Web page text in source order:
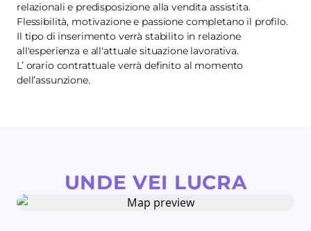
relazionali e predisposizione alla vendita assistita.
Flessibilità, motivazione e passione completano il profilo.
Il tipo di inserimento verrà stabilito in relazione
all'esperienza e all'attuale situazione lavorativa.
L’ orario contrattuale verrà definito al momento
dell’assunzione.
UNDE VEI LUCRA